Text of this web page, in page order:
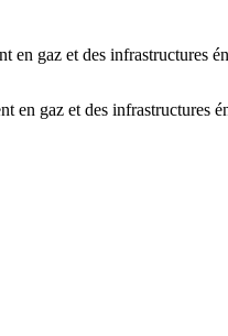
gaz et des infrastructures
gaz et des infrastructures